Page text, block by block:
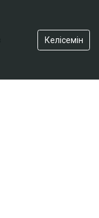
Келісемін